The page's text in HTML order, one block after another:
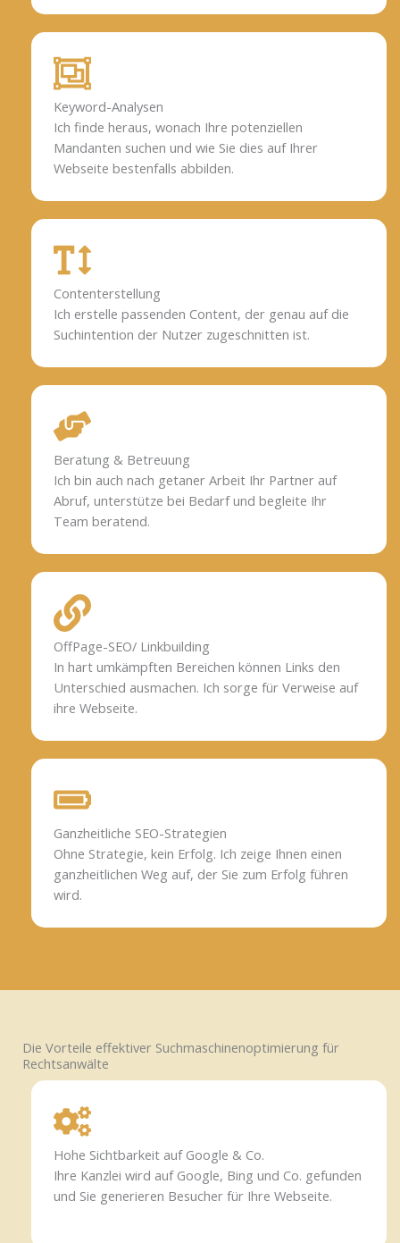
Keyword-Analysen
Ich finde heraus, wonach Ihre potenziellen
Mandanten suchen und wie Sie dies auf Ihrer
Webseite bestenfalls abbilden.
Contenterstellung
Ich erstelle passenden Content, der genau auf die
Suchintention der Nutzer zugeschnitten ist.
Beratung & Betreuung
Ich bin auch nach getaner Arbeit Ihr Partner auf
Abruf, unterstütze bei Bedarf und begleite Ihr
Team beratend.
OffPage-SEO/ Linkbuilding
In hart umkämpften Bereichen können Links den
Unterschied ausmachen. Ich sorge für Verweise auf
ihre Webseite.
Ganzheitliche SEO-Strategien
Ohne Strategie, kein Erfolg. Ich zeige Ihnen einen
ganzheitlichen Weg auf, der Sie zum Erfolg führen
wird.
Die Vorteile effektiver Suchmaschinenoptimierung für
Rechtsanwälte
Hohe Sichtbarkeit auf Google & Co.
Ihre Kanzlei wird auf Google, Bing und Co. gefunden
und Sie generieren Besucher für Ihre Webseite.